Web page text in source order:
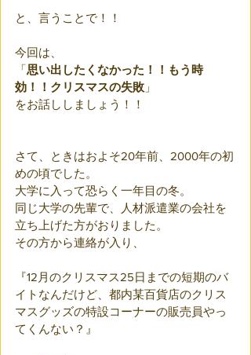
と、言うことで！！
今回は、
「思い出したくなかった！！もう時
効！！クリスマスの失敗 」
をお話ししましょう！！
さて、ときはおよそ20年前、2000年の初
めの頃でした。
大学に入って恐らく一年目の冬。
同じ大学の先輩で、人材派遣業の会社を
立ち上げた方がおりました。
その方から連絡が入り、
『12月のクリスマス25日までの短期のバ
イトなんだけど、都内某百貨店のクリス
マスグッズの特設コーナーの販売員やっ
てくんない？』